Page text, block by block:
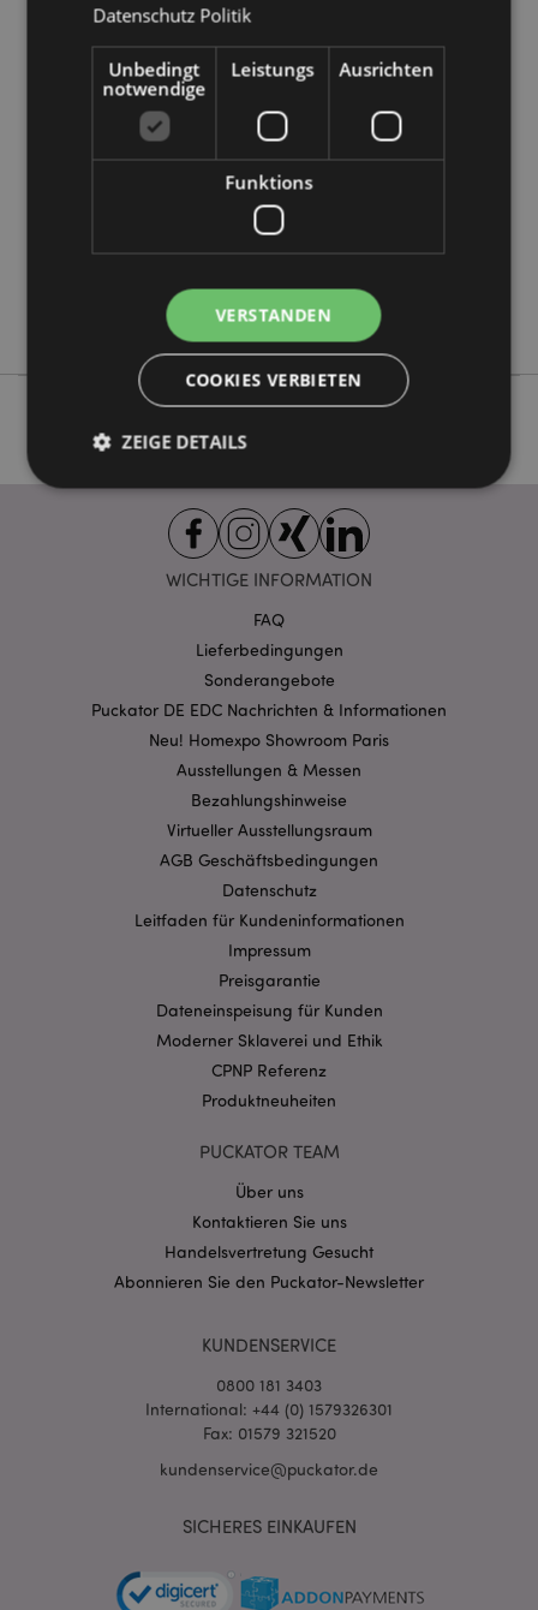
Produktattribute
Höhe 15.5cm Breite 21cm Tiefe 13cm
5055071510816
100
Keine
Pippi Longstocking
WICHTIGE INFORMATION
FAQ
Lieferbedingungen
Sonderangebote
Puckator DE EDC Nachrichten & Informationen
Neu! Homexpo Showroom Paris
Ausstellungen & Messen
Bezahlungshinweise
Virtueller Ausstellungsraum
AGB Geschäftsbedingungen
Datenschutz
Leitfaden für Kundeninformationen
Impressum
Preisgarantie
Dateneinspeisung für Kunden
Moderner Sklaverei und Ethik
CPNP Referenz
Produktneuheiten
PUCKATOR TEAM
Über uns
Kontaktieren Sie uns
Handelsvertretung Gesucht
Abonnieren Sie den Puckator-Newsletter
KUNDENSERVICE
0800 181 3403
International: +44 (0) 1579326301
Fax: 01579 321520
kundenservice@puckator.de
SICHERES EINKAUFEN
Datenschutz Politik
Unbedingt
notwendige
Leistungs Ausrichten
Funktions
VERSTANDEN
COOKIES VERBIETEN
ZEIGE DETAILS
Unbedingt notwendige
Leistungs
Ausrichten
Funktions
Streng-notwendige-Cookies ermöglichen
Kernfunktionen der Website wie die
Benutzeranmeldung und die Kontoverwaltung.
Ohne unbedingt notwendige cookies kann die
Website nicht richtig genutzt werden.
Name
Domain
CookieScriptConsent
mage-messages
Datenschutzbestimmungen von Google